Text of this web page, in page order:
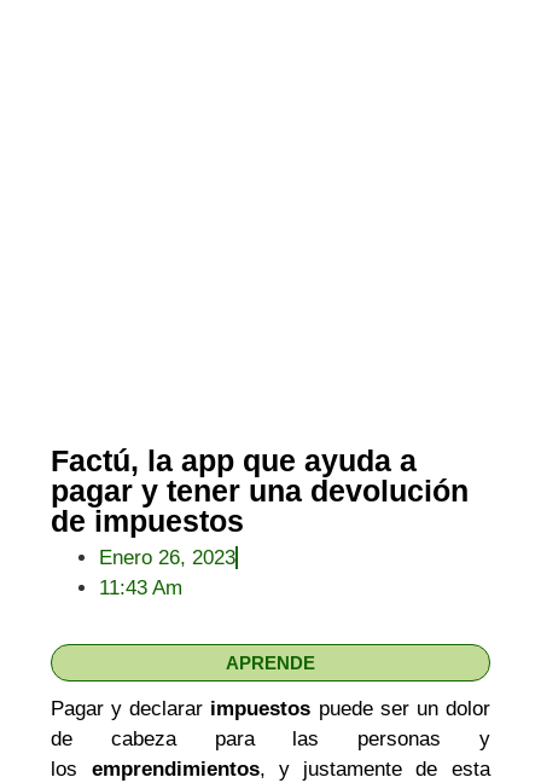
Factú, la app que ayuda a
pagar y tener una devolución
de impuestos
Enero 26, 2023
11:43 Am
APRENDE
Pagar y declarar impuestos puede ser un dolor
de cabeza para las personas y
los emprendimientos, y justamente de esta